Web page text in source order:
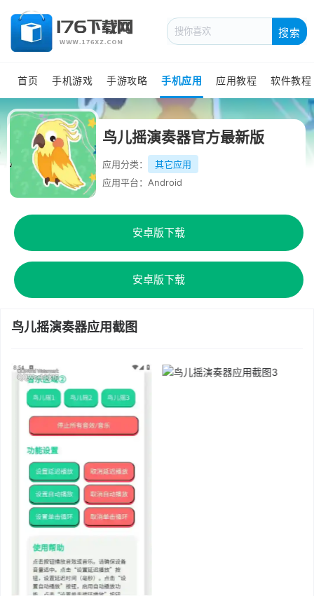
搜索
首页 手机游戏 手游攻略 手机应用 应用教程 软件教程
鸟儿摇演奏器官方最新版
应用分类：
其它应用
应用平台：Android
安卓版下载
安卓版下载
鸟儿摇演奏器应用截图